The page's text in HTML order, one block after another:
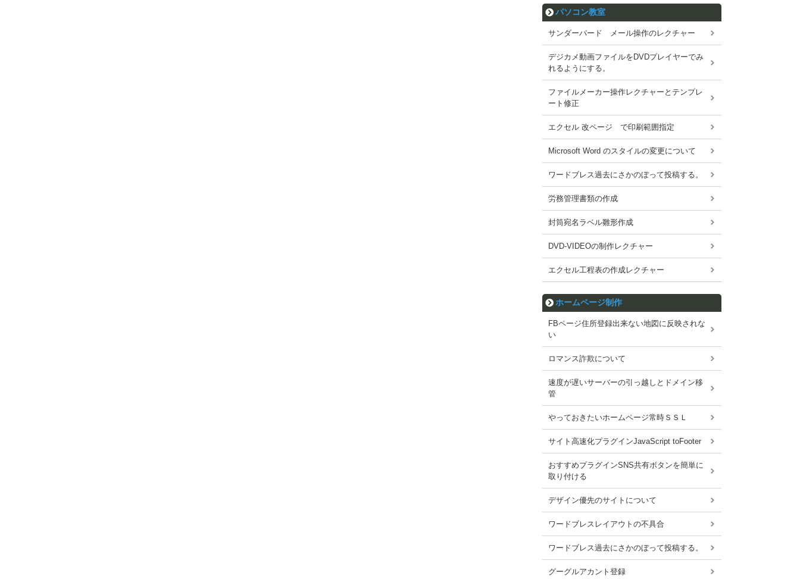
パソコン教室
サンダーバード メール操作のレクチャー
デジカメ動画ファイルをDVDプレイヤーでみ
れるようにする。
ファイルメーカー操作レクチャーとテンプレ
ート修正
エクセル 改ページ で印刷範囲指定
Microsoft Word のスタイルの変更について
ワードブレス過去にさかのぼって投稿する。
労務管理書類の作成
封筒宛名ラベル雛形作成
DVD-VIDEOの制作レクチャー
エクセル工程表の作成レクチャー
ホームページ制作
FBページ住所登録出来ない地図に反映されな
い
ロマンス詐欺について
速度が遅いサーバーの引っ越しとドメイン移
管
やっておきたいホームページ常時ＳＳＬ
サイト高速化プラグインJavaScript toFooter
おすすめプラグインSNS共有ボタンを簡単に
取り付ける
デザイン優先のサイトについて
ワードブレスレイアウトの不具合
ワードブレス過去にさかのぼって投稿する。
グーグルアカント登録